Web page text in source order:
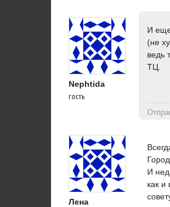
Nephtida
гость
И
(не
ведь
ТЦ.
Лена
И
как